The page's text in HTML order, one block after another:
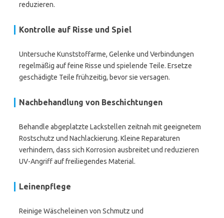
reduzieren.
Kontrolle auf Risse und Spiel
Untersuche Kunststoffarme, Gelenke und Verbindungen
regelmäßig auf feine Risse und spielende Teile. Ersetze
geschädigte Teile frühzeitig, bevor sie versagen.
Nachbehandlung von Beschichtungen
Behandle abgeplatzte Lackstellen zeitnah mit geeignetem
Rostschutz und Nachlackierung. Kleine Reparaturen
verhindern, dass sich Korrosion ausbreitet und reduzieren
UV-Angriff auf freiliegendes Material.
Leinenpflege
Reinige Wäscheleinen von Schmutz und